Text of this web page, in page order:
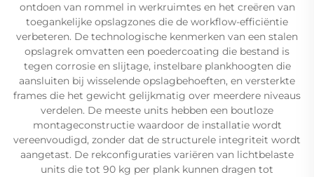
ontdoen van rommel in werkruimtes en het creëren van
toegankelijke opslagzones die de workflow-efficiëntie
verbeteren. De technologische kenmerken van een stalen
opslagrek omvatten een poedercoating die bestand is
tegen corrosie en slijtage, instelbare plankhoogten die
aansluiten bij wisselende opslagbehoeften, en versterkte
frames die het gewicht gelijkmatig over meerdere niveaus
verdelen. De meeste units hebben een boutloze
montageconstructie waardoor de installatie wordt
vereenvoudigd, zonder dat de structurele integriteit wordt
aangetast. De rekconfiguraties variëren van lichtbelaste
units die tot 90 kg per plank kunnen dragen tot